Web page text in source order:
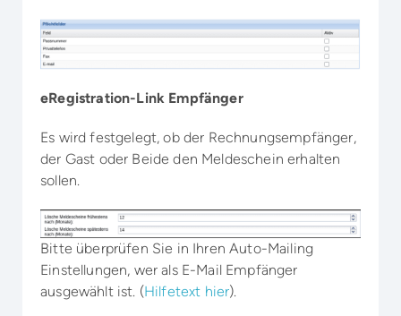
eRegistration-Link Empfänger
Es wird festgelegt, ob der Rechnungsempfänger,
der Gast oder Beide den Meldeschein erhalten
sollen.
Bitte überprüfen Sie in Ihren Auto-Mailing
Einstellungen, wer als E-Mail Empfänger
ausgewählt ist. (Hilfetext hier).